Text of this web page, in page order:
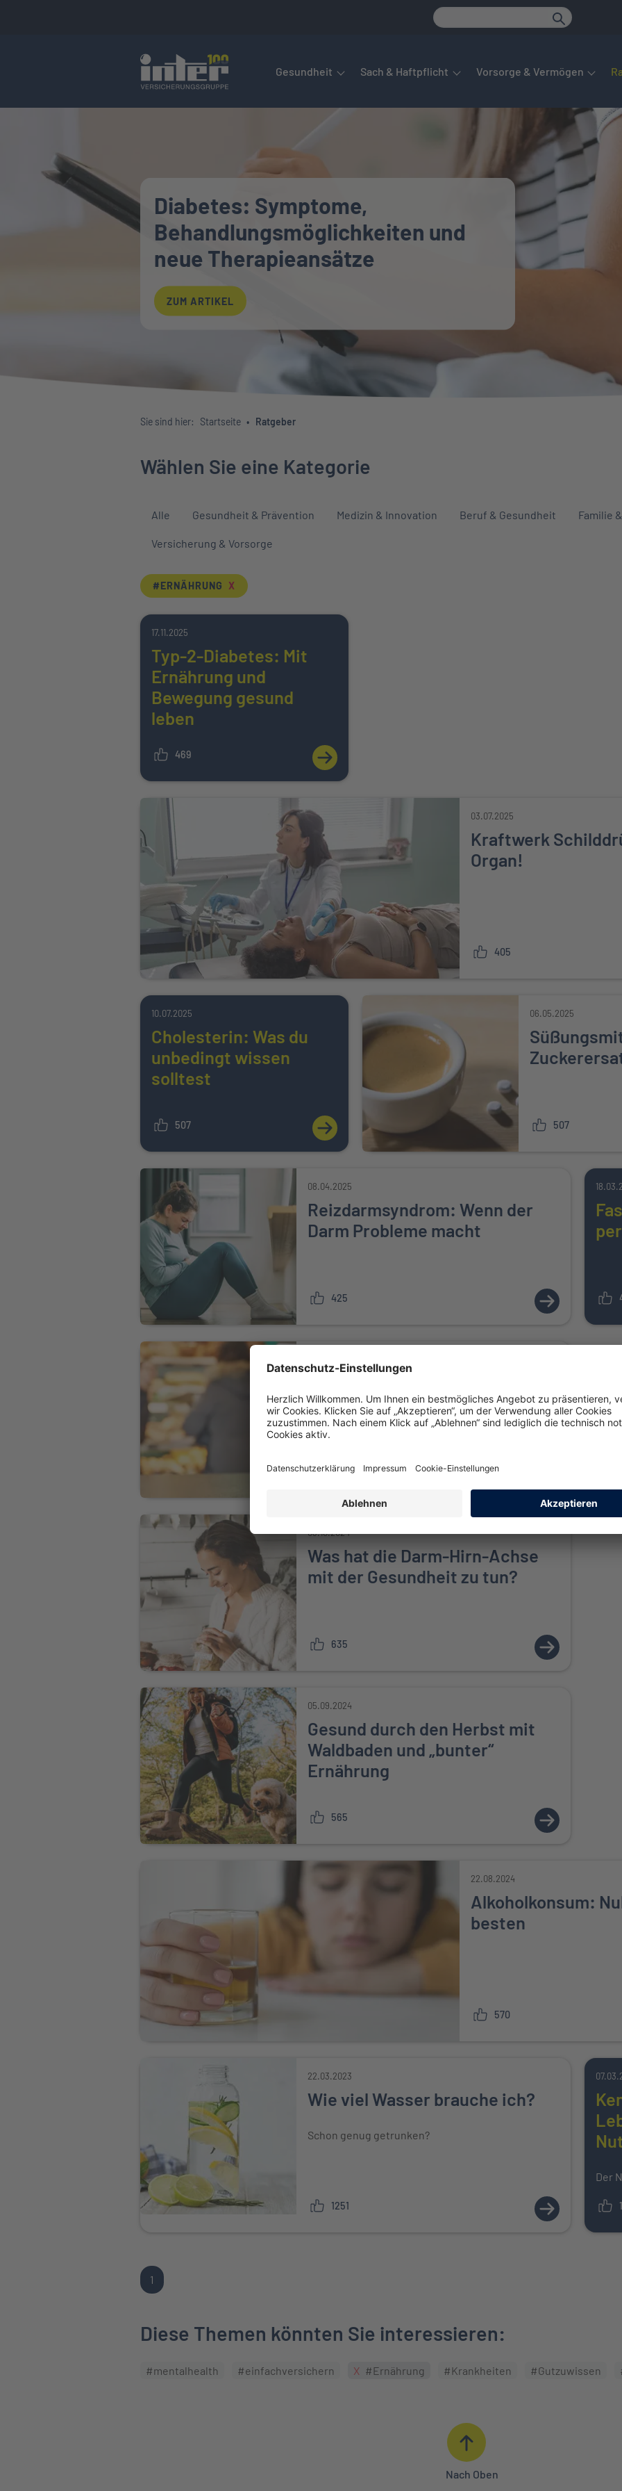
Hier befindet sich das Hauptmenü. Dieses lässt sich per Tab steuern.
Gesundheit Sach & Haftpflicht Vorsorge & Vermögen
Diabetes: Symptome,
Behandlungsmöglichkeiten und
neue Therapieansätze
ZUM ARTIKEL
Sie sind hier: Startseite Ratgeber
Wählen Sie eine Kategorie
Alle Gesundheit & Prävention Medizin & Innovation Beruf & Gesundheit Familie
Versicherung & Vorsorge
#ERNÄHRUNG X
17.11.2025
Typ-2-Diabetes: Mit
Ernährung und
Bewegung gesund
leben
469
ZUM ARTIKEL: TYP-2-DIABETES: MIT ERNÄHRUNG UND
03.07.2025
Kraftwerk
Organ!
405
10.07.2025
Cholesterin: Was du
unbedingt wissen
solltest
507
ZUM ARTIKEL: CHOLESTERIN: WAS DU UNBEDINGT WISSEN
06.05.2025
507
08.04.2025
Reizdarmsyndrom: Wenn der
Darm Probleme macht
425
ZUM ARTIKEL:
Süßes Leben: Hoher
Zuckerkonsum schadet
540
03.10.2024
Was hat die Darm-Hirn-Achse
mit der Gesundheit zu tun?
635
ZUM ARTIKEL:
05.09.2024
Gesund durch den Herbst mit
Waldbaden und „bunter“
Ernährung
565
ZUM ARTIKEL:
22.08.2024
Alkoholkonsum:
besten
570
22.03.2023
Wie viel Wasser brauche ich?
Schon genug getrunken?
1251
ZUM ARTIKEL:
Der
1
Diese Themen könnten Sie interessieren:
#mentalhealth #einfachversichern #Ernährung #Krankheiten #Gutzuwissen
Nach Oben